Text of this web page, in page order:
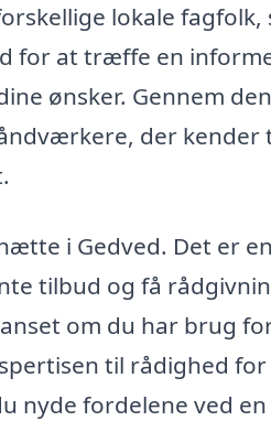
lokale fagfolk,
for at træffe en
ønsker. Gennem
der kender
i Gedved. Det er en
tilbud og få
om du har brug
til rådighed
nyde fordelene ved en